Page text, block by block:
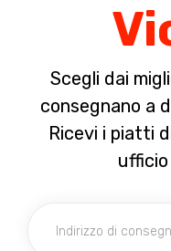
Scegli dai
consegnano a
Ricevi i piatti